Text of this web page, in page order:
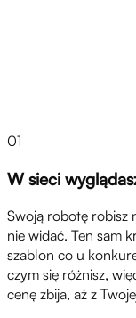
01
W sieci
Swoją robotę
nie widać. Ten sam
szablon co u
czym się różnisz,
cenę zbija, aż z